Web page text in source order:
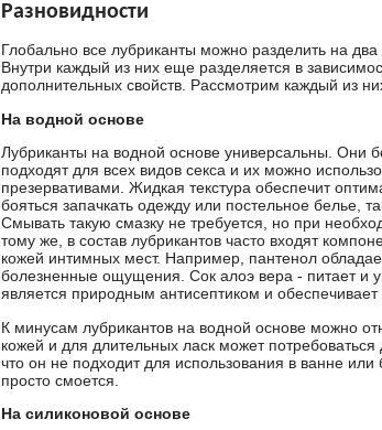
Разновидности
Глобально все лубриканты можно разделить на
Внутри каждый из них еще разделяется в
дополнительных свойств. Рассмотрим каждый из
На водной основе
Лубриканты на водной основе универсальны. Они
подходят для всех видов секса и их можно
презервативами. Жидкая текстура обеспечит
бояться запачкать одежду или постельное белье,
Смывать такую смазку не требуется, но при
тому же, в состав лубрикантов часто входят
кожей интимных мест. Например, пантенол
болезненные ощущения. Сок алоэ вера - питает и
является природным антисептиком и
К минусам лубрикантов на водной основе можно
кожей и для длительных ласк может
что он не подходит для использования в ванне или
просто смоется.
На силиконовой основе